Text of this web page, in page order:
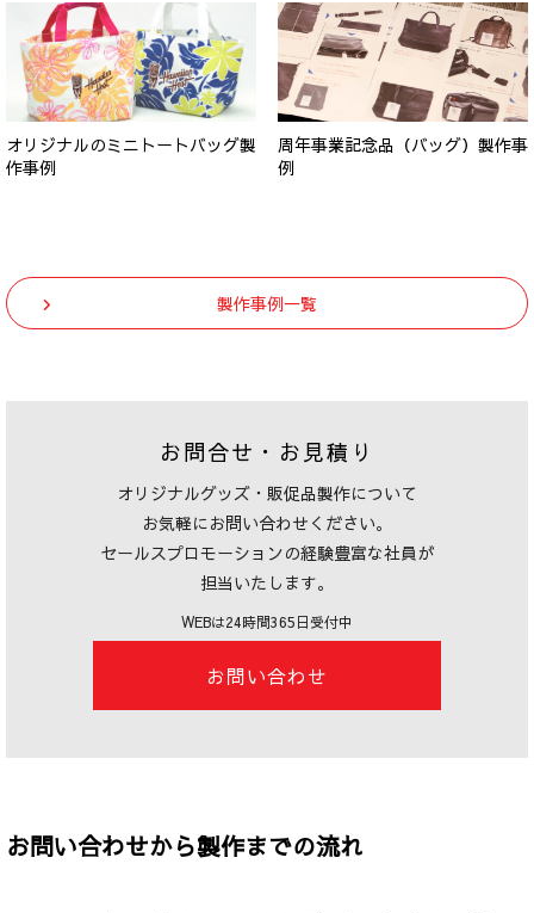
オリジナルのミニトートバッグ製
作事例
周年事業記念品（バッグ）製作事
例
製作事例一覧
お問合せ・お見積り
オリジナルグッズ・販促品製作について
お気軽にお問い合わせください。
セールスプロモーションの経験豊富な社員が
担当いたします。
WEBは24時間365日受付中
お問い合わせ
お問い合わせから製作までの流れ